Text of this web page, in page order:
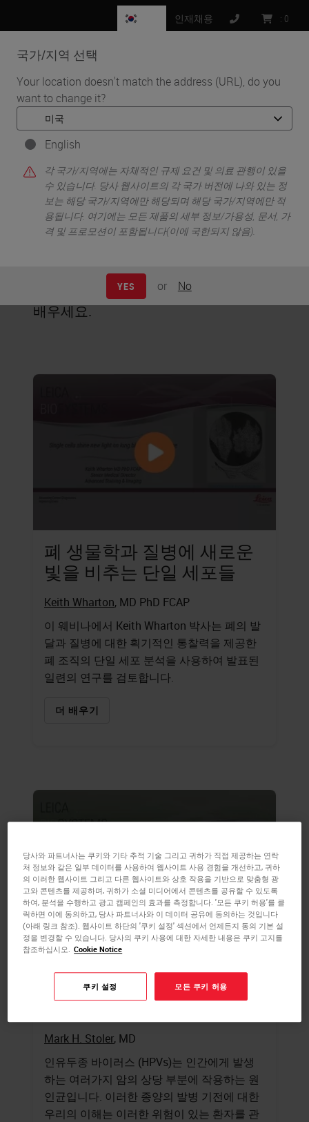
국가/지역 선택
Your location doesn't match the address (URL), do you
want to change it?
English
각 국가/지역에는 자체적인 규제 요건 및 의료 관행이 있을
수 있습니다. 당사 웹사이트의 각 국가 버전에 나와 있는 정
보는 해당 국가/지역에만 해당되며 해당 국가/지역에만 적
용됩니다. 여기에는 모든 제품의 세부 정보/가용성, 문서, 가
격 및 프로모션이 포함됩니다(이에 국한되지 않음).
YES or No
인재채용 : 0
MENU
홈 • 기본
기본
저희 회사의 가장 인기 있는 교육 작품을
화하는 기본 사항을 흡수하는 방법 등을
배우세요.
폐 생물학과 질병에 새로운
빛을 비추는 단일 세포들
Keith Wharton, MD PhD FCAP
이 웨비나에서 Keith Wharton 박사는 폐의 발
달과 질병에 대한 획기적인 통찰력을 제공한
폐 조직의 단일 세포 분석을 사용하여 발표된
일련의 연구를 검토합니다.
더 배우기
HPV 임상 테스트가 최적의
맞춤형 의료로 이어지는 방
법 이해
Mark H. Stoler, MD
인유두종 바이러스 (HPVs)는 인간에게 발생
하는 여러가지 암의 상당 부분에 작용하는 원
인균입니다. 이러한 종양의 발병 기전에 대한
우리의 이해는 이러한 위험이 있는 환자를 관
당사와 파트너사는 쿠키와 기타 추적 기술 그리고 귀하가 직접 제공하는 연락
처 정보와 같은 일부 데이터를 사용하여 웹사이트 사용 경험을 개선하고, 귀하
의 이러한 웹사이트 그리고 다른 웹사이트와 상호 작용을 기반으로 맞춤형 광
고와 콘텐츠를 제공하며, 귀하가 소셜 미디어에서 콘텐츠를 공유할 수 있도록
하여, 분석을 수행하고 광고 캠페인의 효과를 측정합니다. '모든 쿠키 허용'를 클
릭하면 이에 동의하고, 당사 파트너사와 이 데이터 공유에 동의하는 것입니다
(아래 링크 참조). 웹사이트 하단의 '쿠키 설정' 섹션에서 언제든지 동의 기본 설
정을 변경할 수 있습니다. 당사의 쿠키 사용에 대한 자세한 내용은 쿠키 고지를
참조하십시오. Cookie Notice
쿠키 설정 모든 쿠키 허용